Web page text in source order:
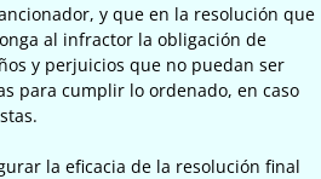
y que en la resolución que
al infractor la obligación de
y perjuicios que no puedan ser
para cumplir lo ordenado, en caso
la eficacia de la resolución final